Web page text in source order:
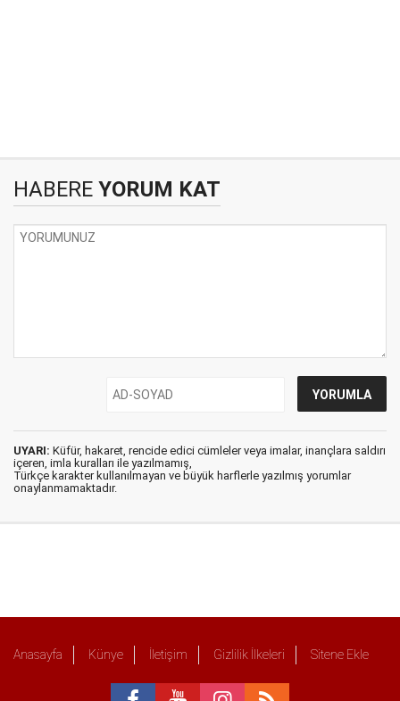
HABERE YORUM KAT
UYARI: Küfür, hakaret, rencide edici cümleler veya imalar, inançlara saldırı
içeren, imla kuralları ile yazılmamış,
Türkçe karakter kullanılmayan ve büyük harflerle yazılmış yorumlar
onaylanmamaktadır.
Anasayfa Künye İletişim Gizlilik İlkeleri Sitene Ekle